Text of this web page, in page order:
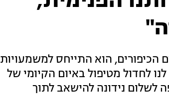
הכיפורים, הוא התייחס למשמעויות
לחדול מטיפול באיום הקיומי של
לשלום נידונה להישאב לתוך